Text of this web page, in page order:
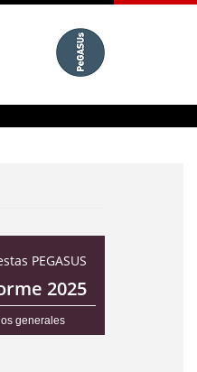
PEGASUS
2025
generales